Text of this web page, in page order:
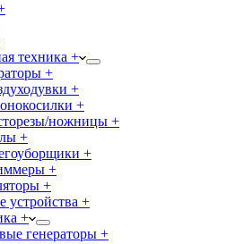
техника +
+
+
+
ножницы +
+
+
+
+
устройства +
+
генераторы +